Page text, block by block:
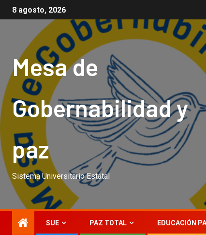
8 agosto, 2026
Mesa de
Gobernabilidad y
paz
Sistema Universitario Estatal
SUE PAZ TOTAL EDUCACIÓN